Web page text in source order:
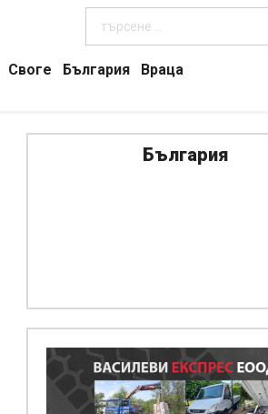
Своге България
Враца
България